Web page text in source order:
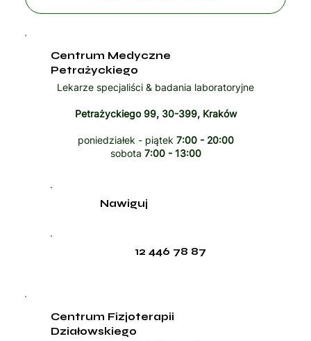
Centrum Medyczne
Petrażyckiego
Lekarze specjaliści & badania laboratoryjne
Petrażyckiego 99, 30-399, Kraków
poniedziałek - piątek 7:00 - 20:00
sobota 7:00 - 13:00
12 446 78 87
Nawiguj
Centrum Fizjoterapii
Działowskiego